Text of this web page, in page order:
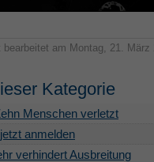
bearbeitet am Montag, 21. März
Kategorie
Menschen verletzt
anmelden
verhindert Ausbreitung